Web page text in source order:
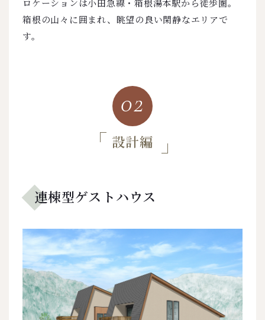
ロケーションは小田急線・箱根湯本駅から徒歩圏。
箱根の山々に囲まれ、眺望の良い閑静なエリアで
す。
02
設計編
連棟型ゲストハウス